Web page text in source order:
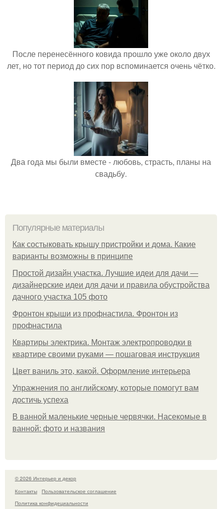
После перенесённого ковида прошло уже около двух
лет, но тот период до сих пор вспоминается очень чётко.
Два года мы были вместе - любовь, страсть, планы на
свадьбу.
Популярные материалы
Как состыковать крышу пристройки и дома. Какие
варианты возможны в принципе
Простой дизайн участка. Лучшие идеи для дачи —
дизайнерские идеи для дачи и правила обустройства
дачного участка 105 фото
Фронтон крыши из профнастила. Фронтон из
профнастила
Квартиры электрика. Монтаж электропроводки в
квартире своими руками — пошаговая инструкция
Цвет ваниль это, какой. Оформление интерьера
Упражнения по английскому, которые помогут вам
достичь успеха
В ванной маленькие черные червячки. Насекомые в
ванной: фото и названия
© 2026 Интерьер и декор
Контакты
Пользовательское соглашение
Политика конфидециальности